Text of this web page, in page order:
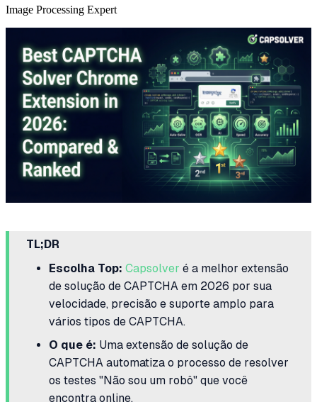
Image Processing Expert
TL;DR
Escolha Top: Capsolver é a melhor extensão
de solução de CAPTCHA em 2026 por sua
velocidade, precisão e suporte amplo para
vários tipos de CAPTCHA.
O que é: Uma extensão de solução de
CAPTCHA automatiza o processo de resolver
os testes "Não sou um robô" que você
encontra online.